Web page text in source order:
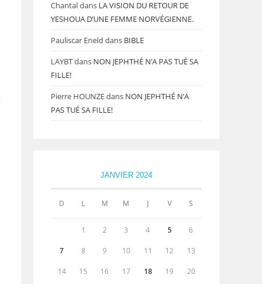
Chantaldans LA VISION DU RETOUR DE
YESHOUA D’UNE FEMME NORVÉGIENNE.
Pauliscar Eneld dans BIBLE
LAYBTdans NON JEPHTHÉ N’A PAS TUÉ SA
FILLE!
Pierre HOUNZEdans NON JEPHTHÉ N’A
PAS TUÉ SA FILLE!
JANVIER 2024
D L M M J V S
1 2 3 4 5 6
7 8 9 10 11 12 13
14 15 16 17 18 19 20